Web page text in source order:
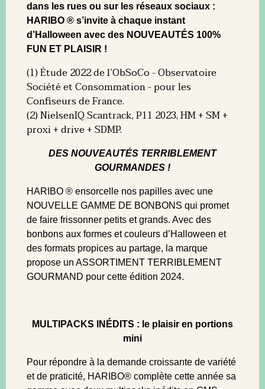
dans les rues ou sur les réseaux sociaux :
HARIBO ® s’invite à chaque instant
d’Halloween avec des NOUVEAUTÉS 100%
FUN ET PLAISIR !
(1) Étude 2022 de l’ObSoCo - Observatoire
Société et Consommation - pour les
Confiseurs de France.
(2) NielsenIQ Scantrack, P11 2023, HM + SM +
proxi + drive + SDMP.
DES NOUVEAUTÉS TERRIBLEMENT
GOURMANDES !
HARIBO ® ensorcelle nos papilles avec une
NOUVELLE GAMME DE BONBONS qui promet
de faire frissonner petits et grands. Avec des
bonbons aux formes et couleurs d’Halloween et
des formats propices au partage, la marque
propose un ASSORTIMENT TERRIBLEMENT
GOURMAND pour cette édition 2024.
MULTIPACKS INÉDITS : le plaisir en portions
mini
Pour répondre à la demande croissante de variété
et de praticité, HARIBO® complète cette année sa